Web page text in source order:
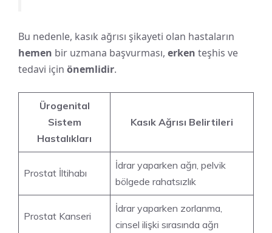
Bu nedenle, kasık ağrısı şikayeti olan hastaların
hemen bir uzmana başvurması, erken teşhis ve
tedavi için önemlidir.
Ürogenital
Sistem
Hastalıkları
Kasık Ağrısı Belirtileri
Prostat İltihabı
İdrar yaparken ağrı, pelvik
bölgede rahatsızlık
Prostat Kanseri
İdrar yaparken zorlanma,
cinsel ilişki sırasında ağrı